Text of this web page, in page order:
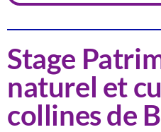
Stage
naturel et
collines de